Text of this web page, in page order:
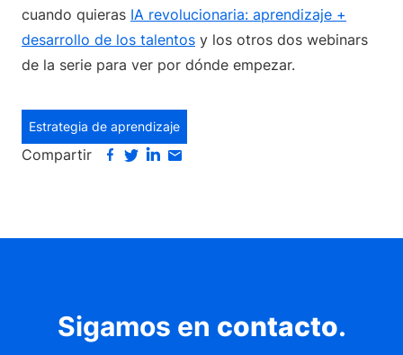
cuando quieras IA revolucionaria: aprendizaje +
desarrollo de los talentos y los otros dos webinars
de la serie para ver por dónde empezar.
Estrategia de aprendizaje
Compartir
Sigamos en contacto.